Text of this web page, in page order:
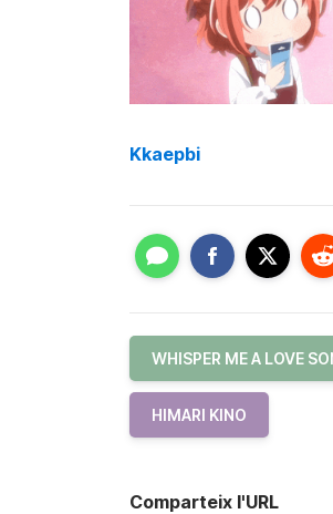
Kkaepbi
WHISPER ME A LOVE
HIMARI KINO
Comparteix l'URL